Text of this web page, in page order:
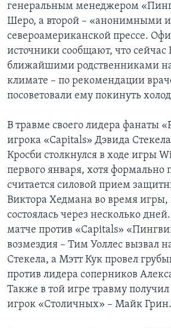
генеральным менеджером
Шеро, а второй – «анонимными
североамериканской прессе.
источники сообщают, что сейчас
ближайшими родственниками
климате – по рекомендации
посоветовали ему покинуть
В травме своего лидера фанаты
игрока «Capitals» Дэвида
Кросби столкнулся в ходе игры
первого января, хотя
считается силовой прием
Виктора Хедмана во время игры,
состоялась через несколько
матче против «Capitals»
возмездия – Тим Уоллес вызвал
Стекела, а Мэтт Кук провел
против лидера соперников
Также в той игре травму
игрок «Столичных» – Майк Грин.